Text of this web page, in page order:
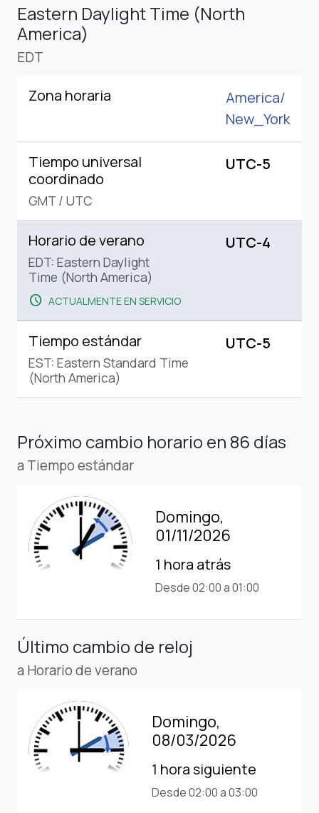
Eastern Daylight Time (North
America)
EDT
Zona horaria
America/
New_York
Tiempo universal
coordinado
GMT / UTC
UTC-5
Horario de verano
EDT: Eastern Daylight
Time (North America)
schedule ACTUALMENTE EN SERVICIO
UTC-4
Tiempo estándar
EST: Eastern Standard Time
(North America)
UTC-5
Próximo cambio horario en 86 días
a Tiempo estándar
Domingo,
01/11/2026
1 hora atrás
Desde 02:00 a 01:00
Último cambio de reloj
a Horario de verano
Domingo,
08/03/2026
1 hora siguiente
Desde 02:00 a 03:00